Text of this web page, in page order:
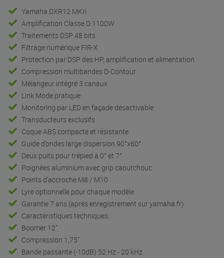
Yamaha DXR12 MKII
Amplification Classe D 1100W
Traitements DSP 48 bits
Filtrage numérique FIR-X
Protection par DSP des HP, amplification et alimentation
Compression multibandes D-Contour
Mélangeur intégré 3 canaux
Link Mode pratique
Monitoring par LED en façade désactivable
Transducteurs exclusifs
Coque ABS compacte et résistante
Guide d’ondes large dispersion 90°x60°
Deux puits pour trépied à 0° et 7°
Poignées aluminium avec grip caoutchouc
Points d’accroche M8 / M10
Lyre optionnelle pour chaque modèle
Garantie 7 ans (après enregistrement sur yamaha.fr)
Caractéristiques techniques:
Boomer 12"
Compression 1,75"
Bande passante (-10dB) 52 Hz - 20 kHz